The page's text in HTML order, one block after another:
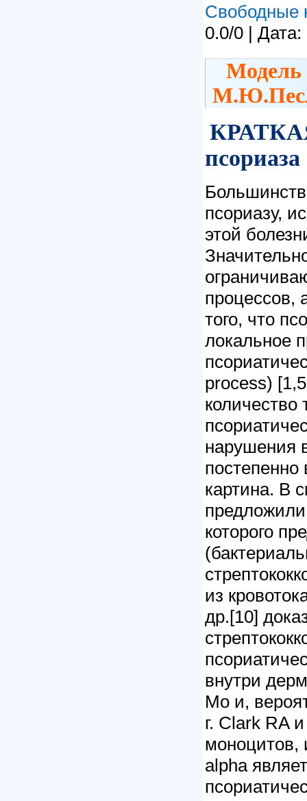
Свободные
0.0/0 | Дата:
Модель
псориазу,
этой
процессов,
того, что
локальное
process)
нарушения
постепенно
картина. В
предложили
которого
из
др.[10]
внутри
Mo и,
г. Clark RA
моноцитов,
alpha